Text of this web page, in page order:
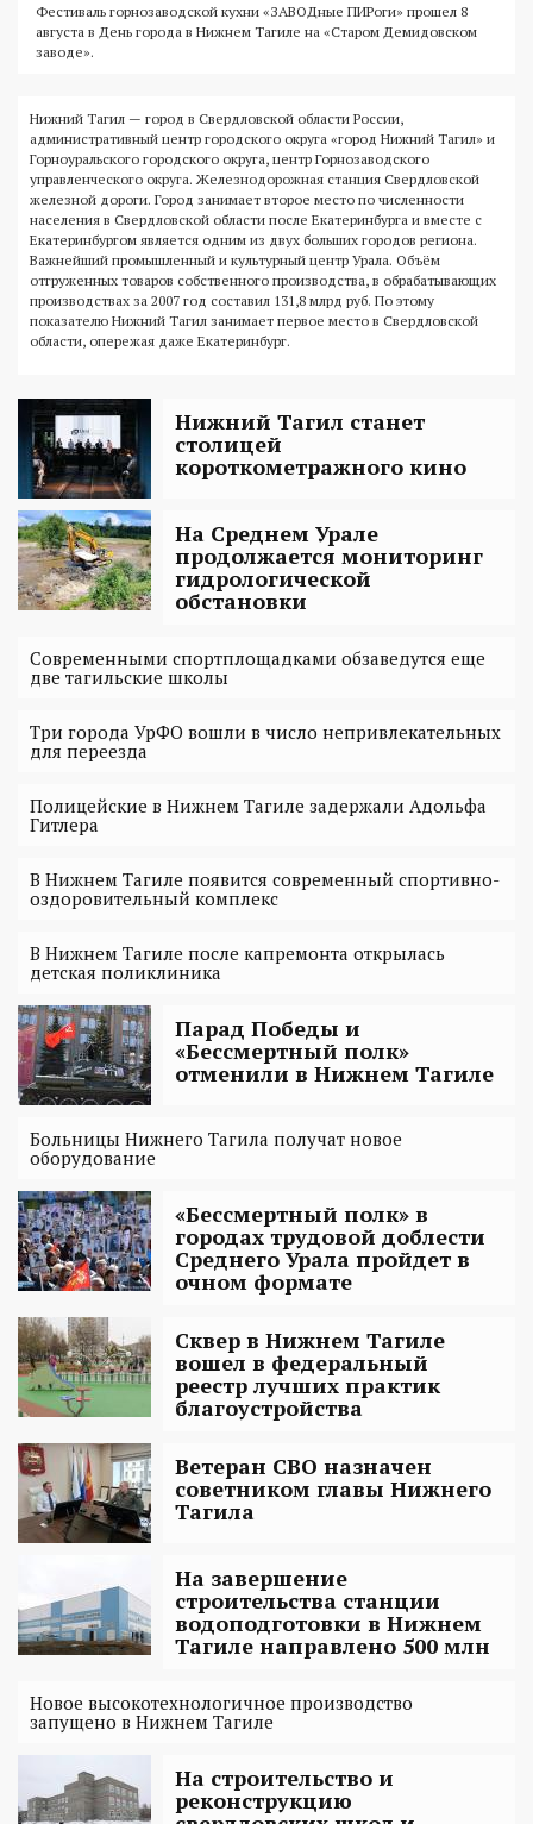
Фестиваль горнозаводской кухни «ЗАВОДные ПИРоги» прошел 8
августа в День города в Нижнем Тагиле на «Старом Демидовском
заводе».
Нижний Тагил — город в Свердловской области России,
административный центр городского округа «город Нижний Тагил» и
Горноуральского городского округа, центр Горнозаводского
управленческого округа. Железнодорожная станция Свердловской
железной дороги. Город занимает второе место по численности
населения в Свердловской области после Екатеринбурга и вместе с
Екатеринбургом является одним из двух больших городов региона.
Важнейший промышленный и культурный центр Урала. Объём
отгруженных товаров собственного производства, в обрабатывающих
производствах за 2007 год составил 131,8 млрд руб. По этому
показателю Нижний Тагил занимает первое место в Свердловской
области, опережая даже Екатеринбург.
Нижний Тагил станет
столицей
короткометражного кино
На Среднем Урале
продолжается мониторинг
гидрологической
обстановки
Современными спортплощадками обзаведутся еще
две тагильские школы
Три города УрФО вошли в число непривлекательных
для переезда
Полицейские в Нижнем Тагиле задержали Адольфа
Гитлера
В Нижнем Тагиле появится современный спортивно-
оздоровительный комплекс
В Нижнем Тагиле после капремонта открылась
детская поликлиника
Парад Победы и
«Бессмертный полк»
отменили в Нижнем Тагиле
Больницы Нижнего Тагила получат новое
оборудование
«Бессмертный полк» в
городах трудовой доблести
Среднего Урала пройдет в
очном формате
Сквер в Нижнем Тагиле
вошел в федеральный
реестр лучших практик
благоустройства
Ветеран СВО назначен
советником главы Нижнего
Тагила
На завершение
строительства станции
водоподготовки в Нижнем
Тагиле направлено 500 млн
Новое высокотехнологичное производство
запущено в Нижнем Тагиле
На строительство и
реконструкцию